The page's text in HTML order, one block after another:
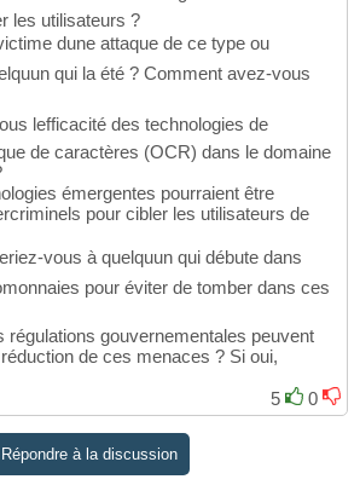
les utilisateurs ?
dune attaque de ce type ou
qui la été ? Comment avez-vous
lefficacité des technologies de
de caractères (OCR) dans le domaine
émergentes pourraient être
pour cibler les utilisateurs de
vous à quelquun qui débute dans
pour éviter de tomber dans ces
régulations gouvernementales peuvent
de ces menaces ? Si oui,
5
0
Répondre à la discussion